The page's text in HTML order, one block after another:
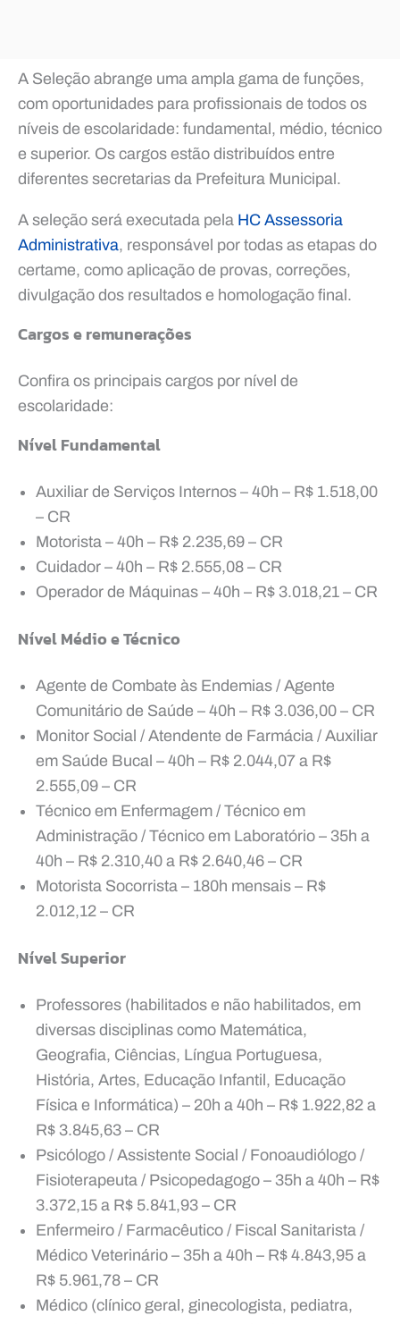
A Seleção abrange uma ampla gama de funções,
com oportunidades para profissionais de todos os
níveis de escolaridade: fundamental, médio, técnico
e superior. Os cargos estão distribuídos entre
diferentes secretarias da Prefeitura Municipal.
A seleção será executada pela HC Assessoria
Administrativa, responsável por todas as etapas do
certame, como aplicação de provas, correções,
divulgação dos resultados e homologação final.
Cargos e remunerações
Confira os principais cargos por nível de
escolaridade:
Nível Fundamental
Auxiliar de Serviços Internos – 40h – R$ 1.518,00
– CR
Motorista – 40h – R$ 2.235,69 – CR
Cuidador – 40h – R$ 2.555,08 – CR
Operador de Máquinas – 40h – R$ 3.018,21 – CR
Nível Médio e Técnico
Agente de Combate às Endemias / Agente
Comunitário de Saúde – 40h – R$ 3.036,00 – CR
Monitor Social / Atendente de Farmácia / Auxiliar
em Saúde Bucal – 40h – R$ 2.044,07 a R$
2.555,09 – CR
Técnico em Enfermagem / Técnico em
Administração / Técnico em Laboratório – 35h a
40h – R$ 2.310,40 a R$ 2.640,46 – CR
Motorista Socorrista – 180h mensais – R$
2.012,12 – CR
Nível Superior
Professores (habilitados e não habilitados, em
diversas disciplinas como Matemática,
Geografia, Ciências, Língua Portuguesa,
História, Artes, Educação Infantil, Educação
Física e Informática) – 20h a 40h – R$ 1.922,82 a
R$ 3.845,63 – CR
Psicólogo / Assistente Social / Fonoaudiólogo /
Fisioterapeuta / Psicopedagogo – 35h a 40h – R$
3.372,15 a R$ 5.841,93 – CR
Enfermeiro / Farmacêutico / Fiscal Sanitarista /
Médico Veterinário – 35h a 40h – R$ 4.843,95 a
R$ 5.961,78 – CR
Médico (clínico geral, ginecologista, pediatra,